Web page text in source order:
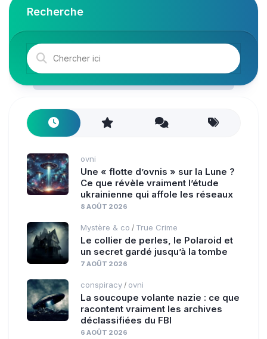
Recherche
ovni
Une « flotte d’ovnis » sur la Lune ?
Ce que révèle vraiment l’étude
ukrainienne qui affole les réseaux
8 AOÛT 2026
Mystère & co / True Crime
Le collier de perles, le Polaroid et
un secret gardé jusqu’à la tombe
7 AOÛT 2026
conspiracy / ovni
La soucoupe volante nazie : ce que
racontent vraiment les archives
déclassifiées du FBI
6 AOÛT 2026